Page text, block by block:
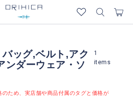
バッグ,ベルト,アク
ンダーウェア・ソ
1
items
ため、実店舗や商品付属のタグと価格が